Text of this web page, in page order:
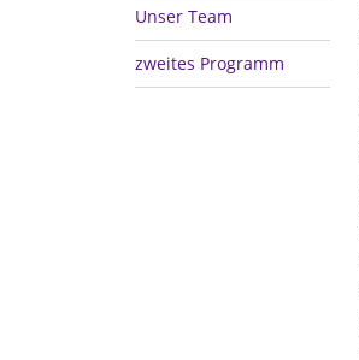
Unser Team
zweites Programm